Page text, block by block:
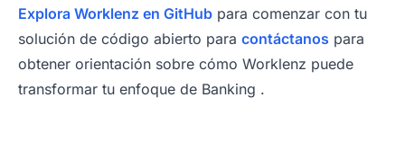
Explora Worklenz en GitHub para comenzar con tu
solución de código abierto para contáctanos para
obtener orientación sobre cómo Worklenz puede
transformar tu enfoque de Banking .